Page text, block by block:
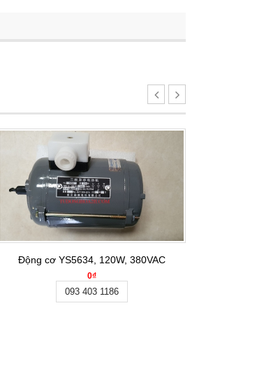
Động cơ YS5634, 120W, 380VAC
0₫
093 403 1186